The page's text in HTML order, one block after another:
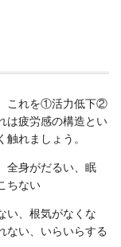
これを①活力低下②
は疲労感の構造とい
れましょう。
身がだるい、眠
ちない
、根気がなくな
ない、いらいらする